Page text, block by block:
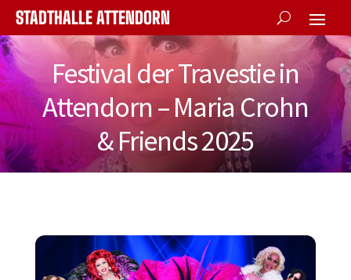
STADTHALLE ATTENDORN
Festival der Travestie in
Attendorn – Maria Crohn
& Friends 2025